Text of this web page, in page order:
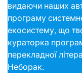
видаючи наших
програму
екосистему, що
кураторка
перекладної
Неборак.